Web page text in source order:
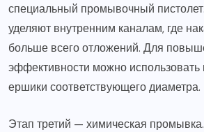
специальный промывочный
уделяют внутренним каналам, где
больше всего отложений. Для
эффективности можно использовать
ершики соответствующего диаметра.
Этап третий — химическая